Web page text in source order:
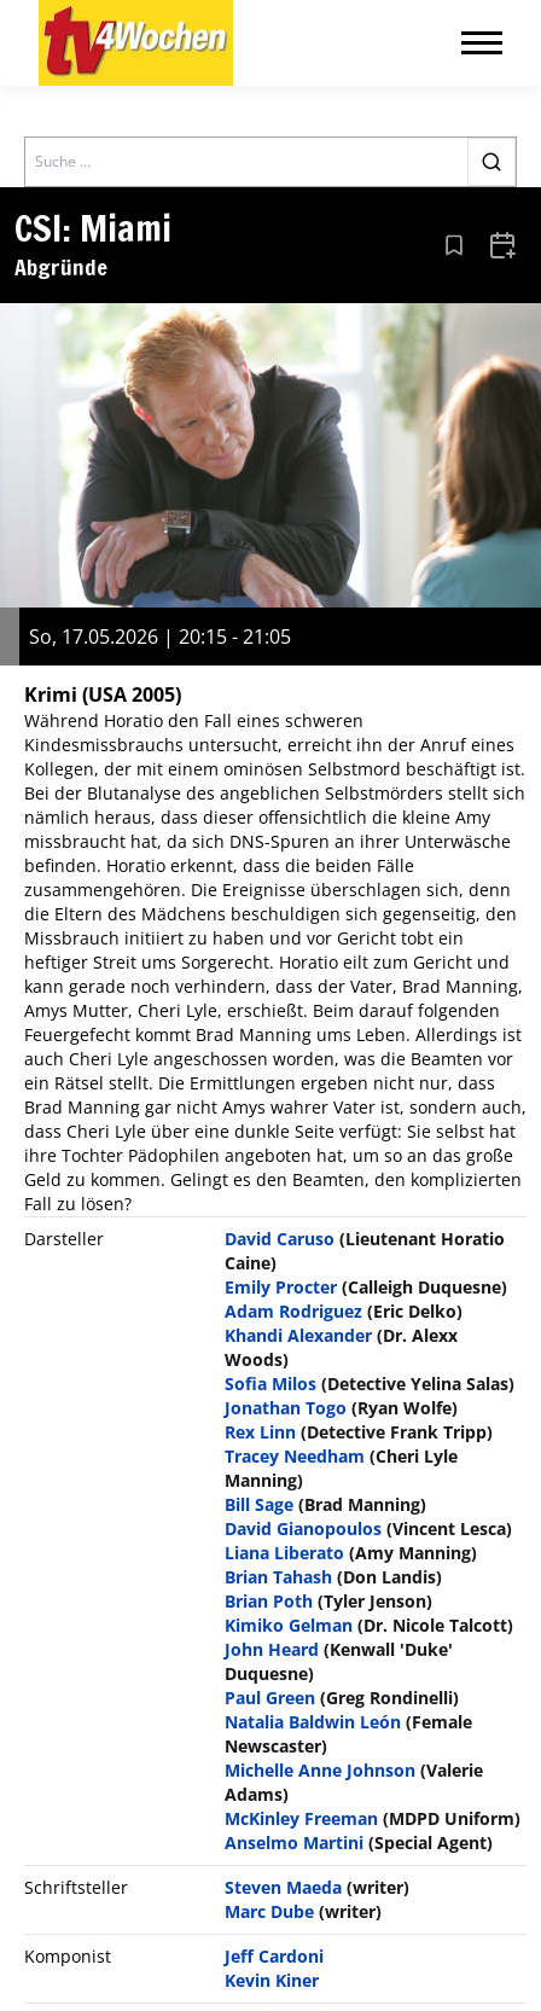
Search
CSI: Miami
Abgründe Aus den
So, 17.05.2026 | 20:15 - 21:05
Krimi (USA 2005)
Während Horatio den Fall eines schweren
Kindesmissbrauchs untersucht, erreicht ihn der Anruf eines
Kollegen, der mit einem ominösen Selbstmord beschäftigt ist.
Bei der Blutanalyse des angeblichen Selbstmörders stellt sich
nämlich heraus, dass dieser offensichtlich die kleine Amy
missbraucht hat, da sich DNS-Spuren an ihrer Unterwäsche
befinden. Horatio erkennt, dass die beiden Fälle
zusammengehören. Die Ereignisse überschlagen sich, denn
die Eltern des Mädchens beschuldigen sich gegenseitig, den
Missbrauch initiiert zu haben und vor Gericht tobt ein
heftiger Streit ums Sorgerecht. Horatio eilt zum Gericht und
kann gerade noch verhindern, dass der Vater, Brad Manning,
Amys Mutter, Cheri Lyle, erschießt. Beim darauf folgenden
Feuergefecht kommt Brad Manning ums Leben. Allerdings ist
auch Cheri Lyle angeschossen worden, was die Beamten vor
ein Rätsel stellt. Die Ermittlungen ergeben nicht nur, dass
Brad Manning gar nicht Amys wahrer Vater ist, sondern auch,
dass Cheri Lyle über eine dunkle Seite verfügt: Sie selbst hat
ihre Tochter Pädophilen angeboten hat, um so an das große
Geld zu kommen. Gelingt es den Beamten, den komplizierten
Fall zu lösen?
Darsteller
David Caruso (Lieutenant Horatio
Caine)
Emily Procter (Calleigh Duquesne)
Adam Rodriguez (Eric Delko)
Khandi Alexander (Dr. Alexx
Woods)
Sofia Milos (Detective Yelina Salas)
Jonathan Togo (Ryan Wolfe)
Rex Linn (Detective Frank Tripp)
Tracey Needham (Cheri Lyle
Manning)
Bill Sage (Brad Manning)
David Gianopoulos (Vincent Lesca)
Liana Liberato (Amy Manning)
Brian Tahash (Don Landis)
Brian Poth (Tyler Jenson)
Kimiko Gelman (Dr. Nicole Talcott)
John Heard (Kenwall 'Duke'
Duquesne)
Paul Green (Greg Rondinelli)
Natalia Baldwin León (Female
Newscaster)
Michelle Anne Johnson (Valerie
Adams)
McKinley Freeman (MDPD Uniform)
Anselmo Martini (Special Agent)
Schriftsteller
Steven Maeda (writer)
Marc Dube (writer)
Komponist
Jeff Cardoni
Kevin Kiner